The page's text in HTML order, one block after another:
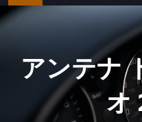
アンテナ
オ